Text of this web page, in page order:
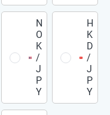
N
O
K
/
J
P
Y
H
K
D
/
J
P
Y